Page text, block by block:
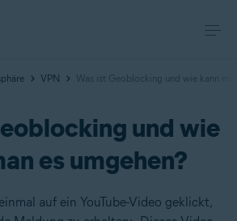
VPN Was ist Geoblocking und wie kann
und wie
es umgehen?
auf ein YouTube-Video geklickt,